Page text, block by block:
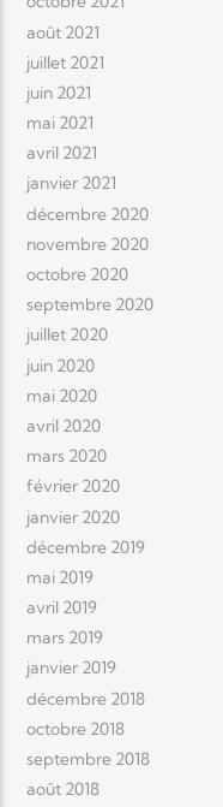
août 2021
juillet 2021
juin 2021
mai 2021
avril 2021
janvier 2021
décembre 2020
novembre 2020
octobre 2020
septembre 2020
juillet 2020
juin 2020
mai 2020
avril 2020
mars 2020
février 2020
janvier 2020
décembre 2019
mai 2019
avril 2019
mars 2019
janvier 2019
décembre 2018
octobre 2018
septembre 2018
août 2018